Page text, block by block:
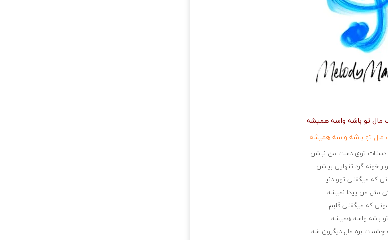
مال تو باشه واسه همیشه
مال تو باشه واسه همیشه
دستات توی دست من نباشن
خونه گرد تنهایی بپاشن
که میگفتی توو دنیا
مثل من پیدا نمیشه
که میگفتی قلبم
باشه واسه همیشه
چشمات بره مال دیگرون شه